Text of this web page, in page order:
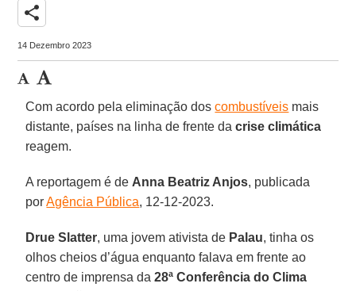
share
14 Dezembro 2023
Com acordo pela eliminação doscombustíveis mais
distante, países na linha de frente dacrise climática
reagem.
A reportagem é de Anna Beatriz Anjos, publicada
porAgência Pública, 12-12-2023.
Drue Slatter, uma jovem ativista de Palau, tinha os
olhos cheios d’água enquanto falava em frente ao
centro de imprensa da28ª Conferência do Clima